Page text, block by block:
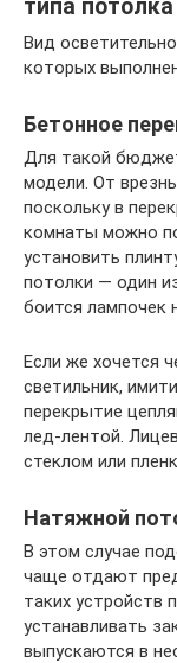
типа потолка
Вид
которых
Бетонное
Для такой
модели. От
поскольку в
комнаты можно
установить
потолки — один
боится лампочек
Если же хочется
светильник,
перекрытие
лед-лентой.
стеклом или
Натяжной
В этом случае
чаще отдают
таких устройств
устанавливать
выпускаются в